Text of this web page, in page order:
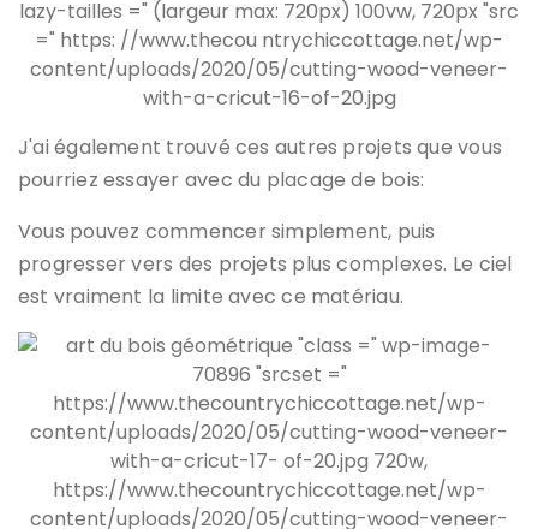
J'ai également trouvé ces autres projets que vous
pourriez essayer avec du placage de bois:
Vous pouvez commencer simplement, puis
progresser vers des projets plus complexes. Le ciel
est vraiment la limite avec ce matériau.